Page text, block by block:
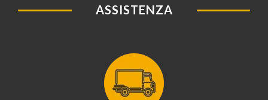
ASSISTENZA